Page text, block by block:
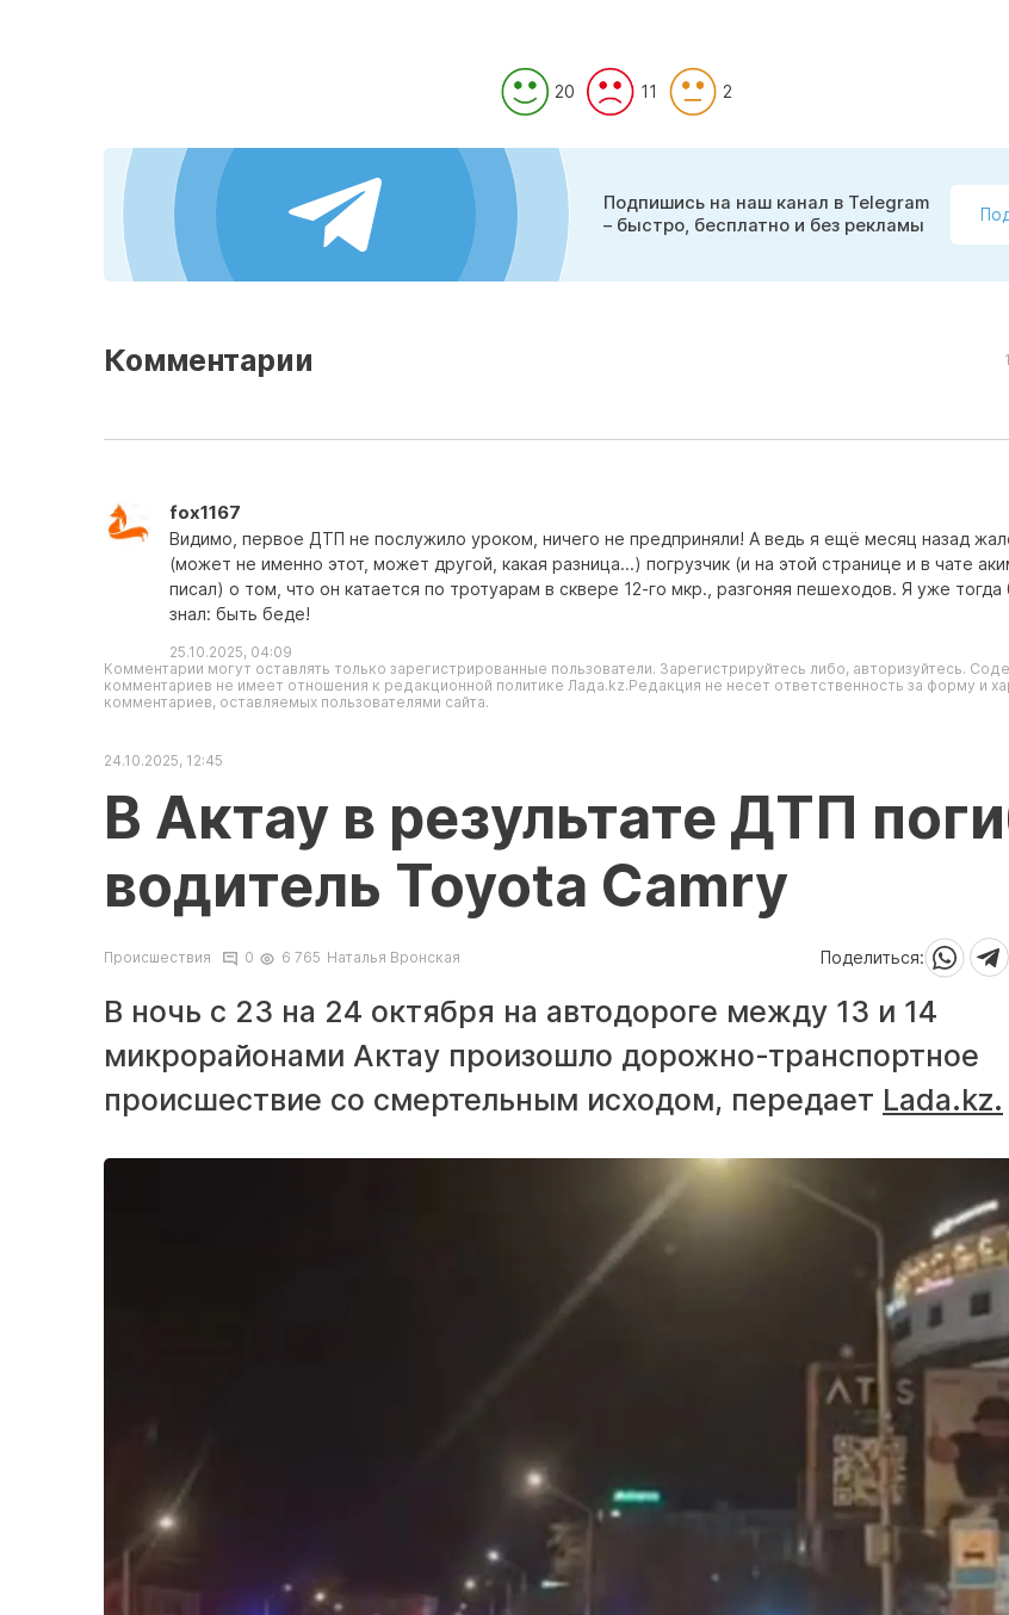
20 11 2
Подпишись на наш канал в Telegram
– быстро, бесплатно и без рекламы
Комментарии
fox1167
Видимо, первое ДТП не послужило уроком, ничего не предприняли! А ведь я ещё месяц назад
(может не именно этот, может другой, какая разница...) погрузчик (и на этой странице и в чате
писал) о том, что он катается по тротуарам в сквере 12-го мкр., разгоняя пешеходов. Я уже тогда
знал: быть беде!
25.10.2025, 04:09
Комментарии могут оставлять только зарегистрированные пользователи. Зарегистрируйтесь либо, авторизуйтесь.
комментариев не имеет отношения к редакционной политике Лада.kz.Редакция не несет ответственность за форму и
комментариев, оставляемых пользователями сайта.
24.10.2025, 12:45
В Актау в результате ДТП
водитель Toyota Camry
Происшествия 0 6 765 Наталья Вронская Поделиться:
В ночь с 23 на 24 октября на автодороге между 13 и 14
микрорайонами Актау произошло дорожно-транспортное
происшествие со смертельным исходом, передает Lada.kz.